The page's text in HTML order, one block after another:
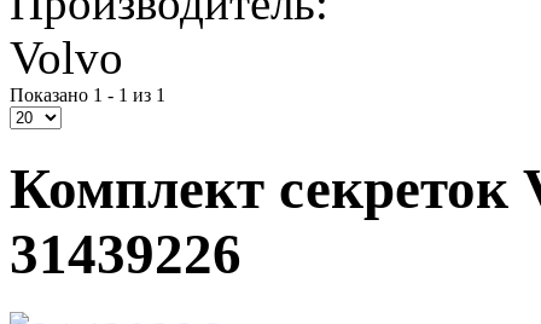
Volvo
Показано 1 - 1 из 1
Комплект секреток
31439226